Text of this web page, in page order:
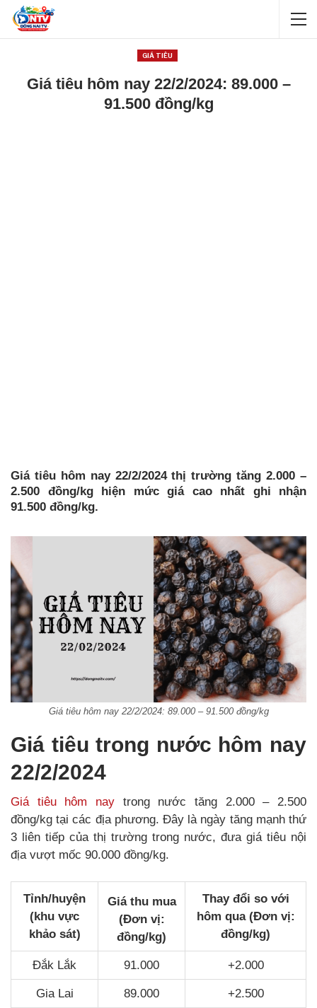
GIÁ TIÊU
Giá tiêu hôm nay 22/2/2024: 89.000 –
91.500 đồng/kg
Giá tiêu hôm nay 22/2/2024 thị trường tăng 2.000 –
2.500 đồng/kg hiện mức giá cao nhất ghi nhận
91.500 đồng/kg.
Giá tiêu hôm nay 22/2/2024: 89.000 – 91.500 đồng/kg
Giá tiêu trong nước hôm nay
22/2/2024
Giá tiêu hôm nay trong nước tăng 2.000 – 2.500
đồng/kg tại các địa phương. Đây là ngày tăng mạnh thứ
3 liên tiếp của thị trường trong nước, đưa giá tiêu nội
địa vượt mốc 90.000 đồng/kg.
Tỉnh/huyện
(khu vực
khảo sát)
Giá thu mua
(Đơn vị:
đồng/kg)
Thay đổi so với
hôm qua (Đơn vị:
đồng/kg)
Đắk Lắk 91.000 +2.000
Gia Lai 89.000 +2.500